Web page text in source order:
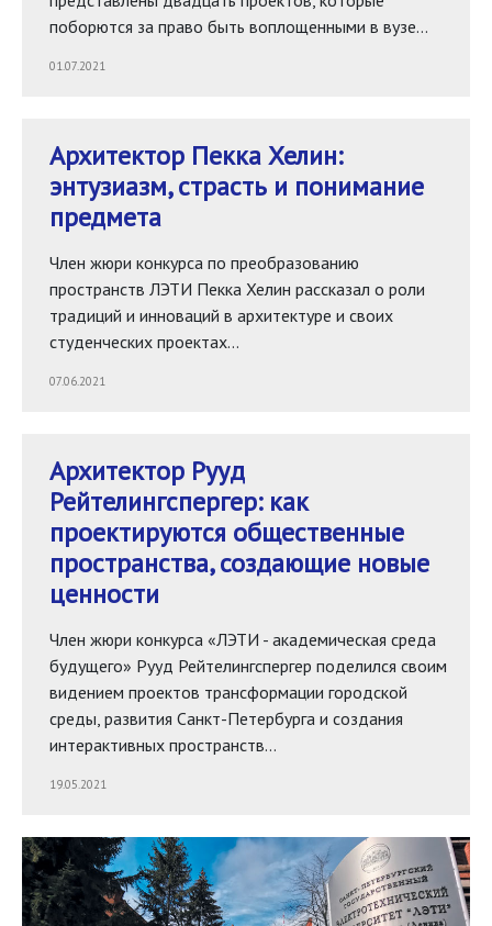
поборются за право быть воплощенными в вузе…
01.07.2021
Архитектор Пекка Хелин:
энтузиазм, страсть и понимание
предмета
Член жюри конкурса по преобразованию
пространств ЛЭТИ Пекка Хелин рассказал о роли
традиций и инноваций в архитектуре и своих
студенческих проектах…
07.06.2021
Архитектор Рууд
Рейтелингспергер: как
проектируются общественные
пространства, создающие новые
ценности
Член жюри конкурса «ЛЭТИ - академическая среда
будущего» Рууд Рейтелингспергер поделился своим
видением проектов трансформации городской
среды, развития Санкт-Петербурга и создания
интерактивных пространств…
19.05.2021